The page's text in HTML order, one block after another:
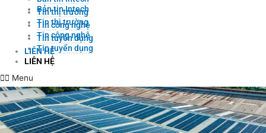
Bản tin Intech
Tin thị trường
Tin công nghệ
Tin tuyển dụng
LIÊN HỆ
Menu
Tin thị trường
Tin công nghệ
Tin tuyển dụng
LIÊN HỆ